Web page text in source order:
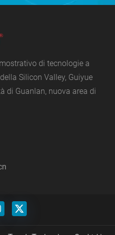
di tecnologie a
Silicon Valley, Guiyue
di Guanlan, nuova area di